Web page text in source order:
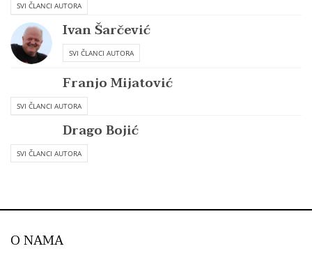
SVI ČLANCI AUTORA
Ivan Šarčević
SVI ČLANCI AUTORA
Franjo Mijatović
SVI ČLANCI AUTORA
Drago Bojić
SVI ČLANCI AUTORA
O NAMA